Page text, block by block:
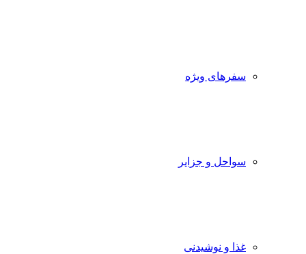
سفرهای ویژه
سواحل و جزایر
غذا و نوشیدنی